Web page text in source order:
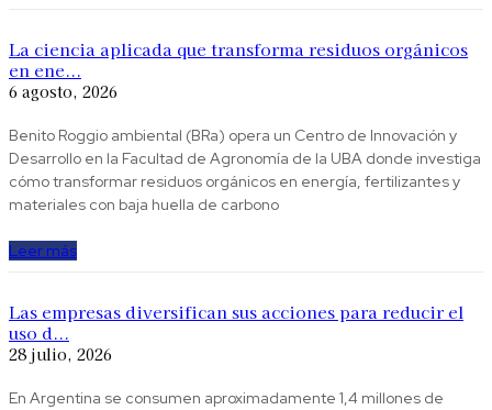
La ciencia aplicada que transforma residuos orgánicos
en ene...
6 agosto, 2026
Benito Roggio ambiental (BRa) opera un Centro de Innovación y
Desarrollo en la Facultad de Agronomía de la UBA donde investiga
cómo transformar residuos orgánicos en energía, fertilizantes y
materiales con baja huella de carbono
Leer más
Las empresas diversifican sus acciones para reducir el
uso d...
28 julio, 2026
En Argentina se consumen aproximadamente 1,4 millones de